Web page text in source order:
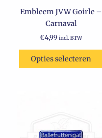
Embleem JVW Goirle –
Carnaval
€4,99 incl. BTW
Opties selecteren